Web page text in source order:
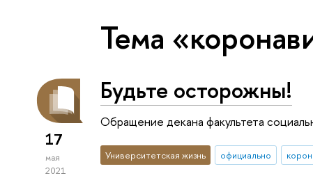
Тема
17
мая
2021
Будьте осторожны!
Обращение декана факультета
Университетская жизнь официально